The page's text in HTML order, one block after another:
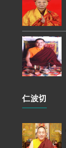
仁波切